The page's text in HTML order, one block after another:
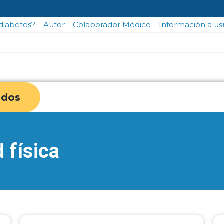
Autor Colaborador Médico Información a
física